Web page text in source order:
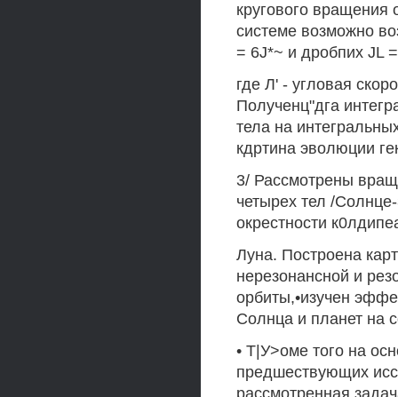
кругового вращения
системе возможно
= 6J*~ и дробпих JL
где Л' - угловая
Полученц"дга
тела на
кдртина эволюции
3/ Рассмотрены
четырех тел /
окрестности
Луна. Построена
нерезонансной и
орбиты,•изучен
Солнца и планет на
• Т|У>оме того на
предшествующих
рассмотренная